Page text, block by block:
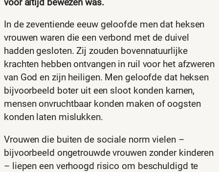
voor altijd bewezen was.
In de zeventiende eeuw geloofde men dat heksen
vrouwen waren die een verbond met de duivel
hadden gesloten. Zij zouden bovennatuurlijke
krachten hebben ontvangen in ruil voor het afzweren
van God en zijn heiligen. Men geloofde dat heksen
bijvoorbeeld boter uit een sloot konden karnen,
mensen onvruchtbaar konden maken of oogsten
konden laten mislukken.
Vrouwen die buiten de sociale norm vielen –
bijvoorbeeld ongetrouwde vrouwen zonder kinderen
– liepen een verhoogd risico om beschuldigd te